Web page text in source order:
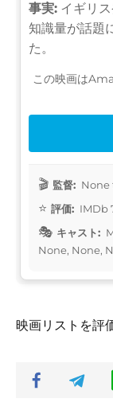
事実: イギリ
知識量が話題
た。
この映画は
監督: None
評価: IMDb
キャスト:
None, None,
映画リストを評